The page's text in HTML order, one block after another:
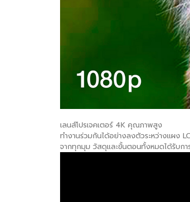
เลนส์โปรเจคเตอร์ 4K คุณภาพสูง
ทำงานร่วมกันได้อย่างลงตัวระหว่างแผง
จากทุกมุม วัสดุและขั้นตอนทั้งหมดได้รับก